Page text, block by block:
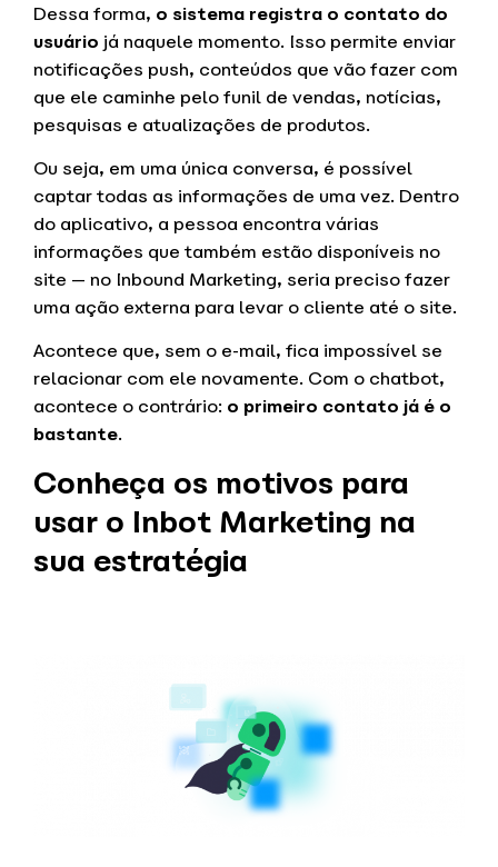
Dessa forma, o sistema registra o contato do
usuário já naquele momento. Isso permite enviar
notificações push, conteúdos que vão fazer com
que ele caminhe pelo funil de vendas, notícias,
pesquisas e atualizações de produtos.
Ou seja, em uma única conversa, é possível
captar todas as informações de uma vez. Dentro
do aplicativo, a pessoa encontra várias
informações que também estão disponíveis no
site — no Inbound Marketing, seria preciso fazer
uma ação externa para levar o cliente até o site.
Acontece que, sem o e-mail, fica impossível se
relacionar com ele novamente. Com o chatbot,
acontece o contrário: o primeiro contato já é o
bastante.
Conheça os motivos para
usar o Inbot Marketing na
sua estratégia